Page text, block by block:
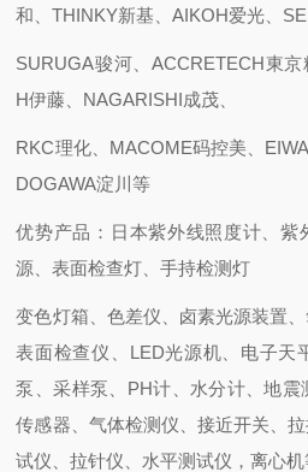
和、THINKY新基、AIKOH爱光、
SURUGA骏河、ACCRETECH東
H伊藤、NAGARISHI成茂、
RKC理化、MACOME码控美、
DOGAWA淀川等
优势产品：日本紫外线照度计、紫
源、表面检查灯、手持检测灯
变色灯箱、色差仪、卤素光源装置
表面检查仪、LED光源机、电子天
泵、采样泵、PH计、水分计、地
传感器、气体检测仪、接近开关、
试仪、拉针仪、水平测试仪，离心机